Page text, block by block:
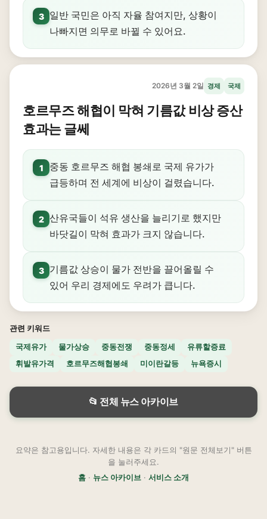
3
일반 국민은 아직 자율 참여지만, 상황이
나빠지면 의무로 바뀔 수 있어요.
2026년 3월 2일 경제 국제
호르무즈 해협이 막혀 기름값 비상 증산
효과는 글쎄
1
중동 호르무즈 해협 봉쇄로 국제 유가가
급등하며 전 세계에 비상이 걸렸습니다.
2 산유국들이 석유 생산을 늘리기로 했지만
바닷길이 막혀 효과가 크지 않습니다.
3
기름값 상승이 물가 전반을 끌어올릴 수
있어 우리 경제에도 우려가 큽니다.
관련 키워드
국제유가
물가상승 중동전쟁 중동정세
유류할증료
휘발유가격
호르무즈해협봉쇄 미이란갈등 뉴욕증시
📂 전체 뉴스 아카이브
요약은 참고용입니다. 자세한 내용은 각 카드의 "원문 전체보기" 버튼
을 눌러주세요.
홈 · 뉴스 아카이브 · 서비스 소개